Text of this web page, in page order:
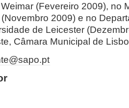
(Fevereiro 2009), no
2009) e no
de Leicester
Câmara Municipal de